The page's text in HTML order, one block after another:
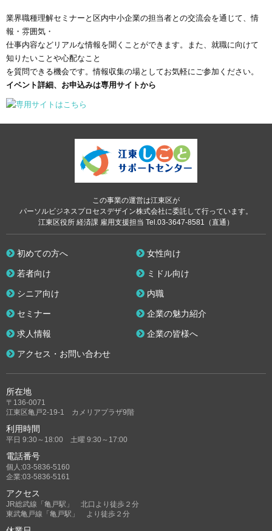
業界職種理解セミナーと区内中小企業の担当者との交流会を通じて、情
報・雰囲気・
仕事内容などリアルな情報を聞くことができます。また、就職に向けて
知りたいことや心配なこと
を質問できる機会です。情報収集の場としてお気軽にご参加ください。
イベント詳細、お申込みは専用サイトから
この事業の運営は江東区が
パーソルビジネスプロセスデザイン株式会社に委託して行っています。
江東区役所 経済課 雇用支援担当 Tel.03-3647-8581（直通）
所在地
〒136-0071
江東区亀戸2-19-1 カメリアプラザ9階
利用時間
平日 9:30～18:00 土曜 9:30～17:00
電話番号
個人:03-5836-5160
企業:03-5836-5161
アクセス
JR総武線「亀戸駅」 北口より徒歩２分
東武亀戸線「亀戸駅」 より徒歩２分
初めての方へ 女性向け
若者向け ミドル向け
シニア向け 内職
セミナー 企業の魅力紹介
求人情報 企業の皆様へ
アクセス・お問い合わせ